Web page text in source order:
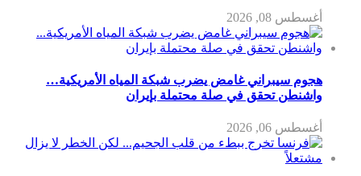
أغسطس 08, 2026
هجوم سيبراني غامض يضرب شبكة المياه الأمريكية…
واشنطن تحقق في صلة محتملة بإيران
أغسطس 06, 2026